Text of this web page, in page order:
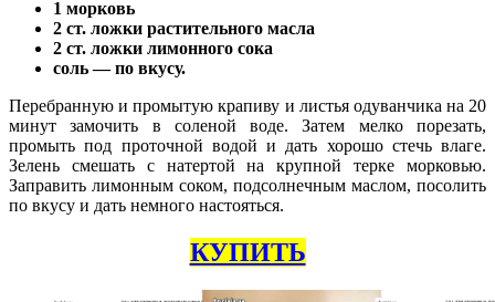
1 морковь
2 ст. ложки растительного масла
2 ст. ложки лимонного сока
соль — по вкусу.
Перебранную и промытую крапиву и листья одуванчика на 20
минут замочить в соленой воде. Затем мелко порезать,
промыть под проточной водой и дать хорошо стечь влаге.
Зелень смешать с натертой на крупной терке морковью.
Заправить лимонным соком, подсолнечным маслом, посолить
по вкусу и дать немного настояться.
КУПИТЬ